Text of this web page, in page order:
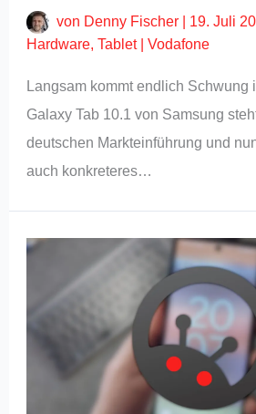
von Denny Fischer 19. Juli
Hardware,Tablet|Vodafone
Langsam kommt endlich Schwung
Galaxy Tab 10.1 von Samsung
deutschen Markteinführung und
auch konkreteres…